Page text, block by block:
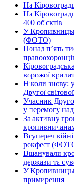
На
На
400 об'єктів
У
(ФОТО)
Понад п’ять
ворожої
Ніколи знову:
Другої
Учасник
у перемогу
За активну
Всупереч
рокфест
Вшанували
держави та
У
примирення